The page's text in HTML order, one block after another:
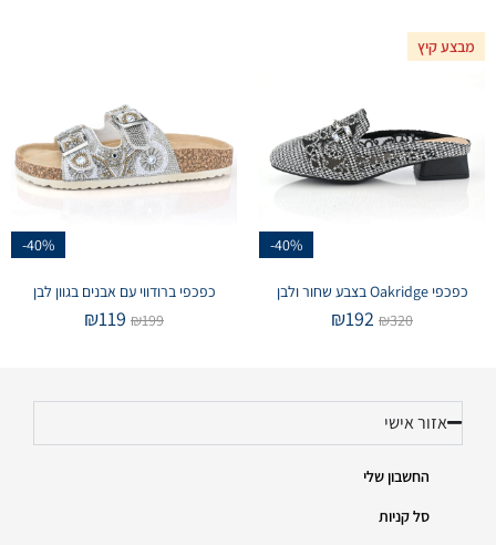
מבצע קיץ
-40%
כפכפי Oakridge בצבע שחור ולבן
₪320
₪192
-40%
כפכפי ברודווי עם אבנים בגוון לבן
₪199
₪119
אזור אישי
החשבון שלי
סל קניות